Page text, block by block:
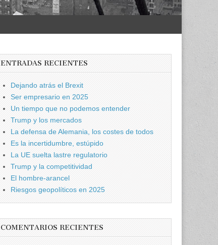
ENTRADAS RECIENTES
Dejando atrás el Brexit
Ser empresario en 2025
Un tiempo que no podemos entender
Trump y los mercados
La defensa de Alemania, los costes de todos
Es la incertidumbre, estúpido
La UE suelta lastre regulatorio
Trump y la competitividad
El hombre-arancel
Riesgos geopolíticos en 2025
COMENTARIOS RECIENTES